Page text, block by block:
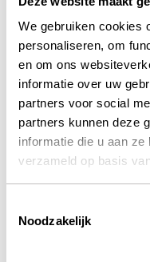
We gebruiken cookies
personaliseren, om
en om ons
informatie over uw
partners voor social
partners kunnen deze
informatie die u aan
verzameld op basis
Noodzakelijk
Meer informatie
AE46
Meer informatie